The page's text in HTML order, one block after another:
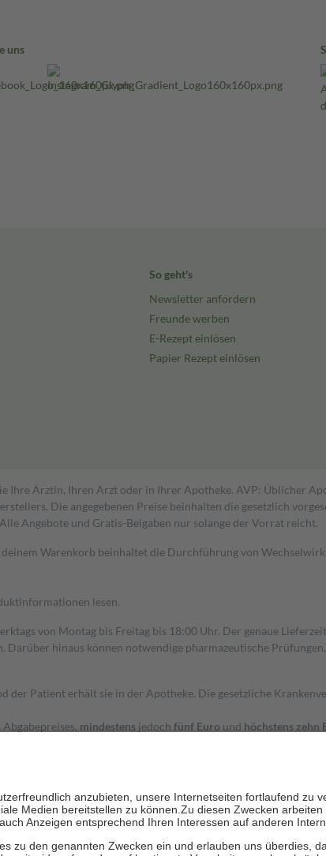
uns
So geht's
Newsletter anfordern
Freunde werben
E-Rezept einlösen
Papier Rezept einlösen
Ihre Ärztin, Ihren Arzt oder in Ihrer Apotheke. AVP: Üblicher
Die angegebenen Preise beinhalten die gesetzlich
Angebote und Gratis-Beigaben nur solange der Vorrat reicht.
Warenkorb beinhaltet die Durchführung von
lesen.
von Montag bis Freitag bis 18:00 Uhr. Der genaue
hinaus können notwendige pharmazeutische
der Patient erhält sie in der Apotheke. Die gesetzliche
mindestens jedoch fünf Euro und höchstens zehn
die besondere Stellung der Familie zu unterstützen, fallen
der Fahrkosten
werden